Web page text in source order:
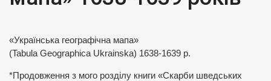
«Українська географічна мапа»
(Tabula Geographica Ukrainska) 1638-1639 р.
*Продовження з мого розділу книги «Скарби шведських